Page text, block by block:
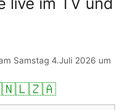
Samstag 4.Juli 2026 um
🇳🇱🇿🇦